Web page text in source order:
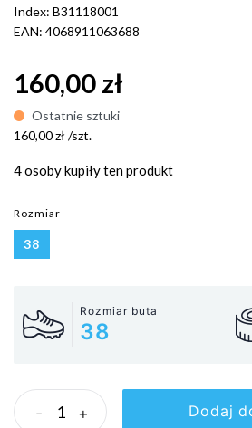
Index: B31118001
EAN: 4068911063688
160,00 zł
Ostatnie sztuki
160,00 zł /szt.
4 osobykupiły ten produkt
Rozmiar
38
Rozmiar buta
38
- + Dodaj